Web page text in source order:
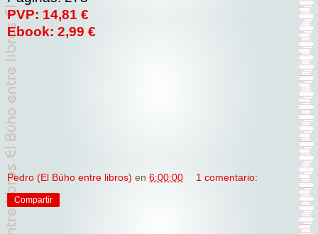
PVP: 14,81 €
Ebook: 2,99 €
Pedro (El Búho entre libros) en 6:00:00 1 comentario:
Compartir